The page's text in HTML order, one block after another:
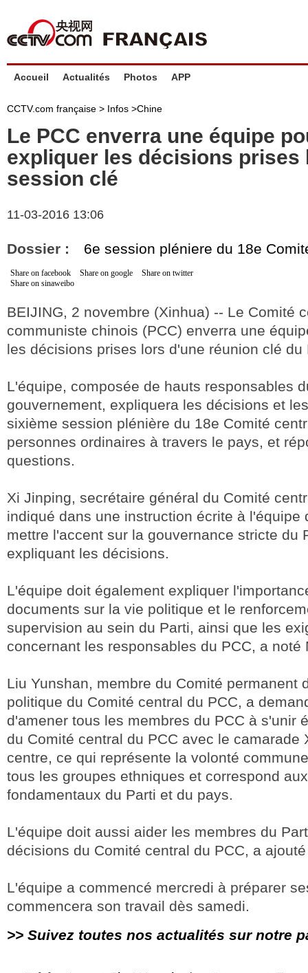
Accueil Actualités Photos APP
CCTV.com française > Infos >Chine
Le PCC enverra une équipe
expliquer les décisions prises
session clé
11-03-2016 13:06
Dossier : 6e session pléniere du 18e
Share on facebook Share on google
Share on twitter
Share on sinaweibo
BEIJING, 2 novembre (Xinhua) -- Le Comité
communiste chinois (PCC) enverra une
les décisions prises lors d'une réunion clé du
L'équipe, composée de hauts responsables
gouvernement, expliquera les décisions et
sixième session plénière du 18e Comité
personnes ordinaires à travers le pays, et
questions.
Xi Jinping, secrétaire général du Comité
indiqué dans une instruction écrite à l'équipe
mettre l'accent sur la gouvernance stricte du
expliquant les décisions.
L'équipe doit également expliquer
documents sur la vie politique et le
supervision au sein du Parti, ainsi que les
concernant les responsables du PCC, a noté
Liu Yunshan, membre du Comité permanent
politique du Comité central du PCC, a
d'amener tous les membres du PCC à s'unir
du Comité central du PCC avec le camarade
centre, ce qui représente la volonté
tous les groupes ethniques et correspond
fondamentaux du Parti et du pays.
L'équipe doit aussi aider les membres du
décisions du Comité central du PCC, a
L'équipe a commencé mercredi à préparer
commencera son travail dès samedi.
>> Suivez toutes nos actualités sur notre